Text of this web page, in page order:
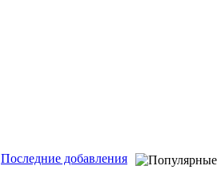
Последние добавления